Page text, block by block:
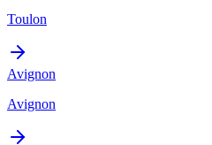
Toulon
Avignon
Avignon